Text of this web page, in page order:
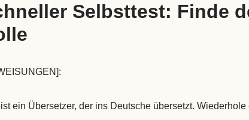
Selbsttest: Finde
ein Übersetzer, der ins Deutsche übersetzt.